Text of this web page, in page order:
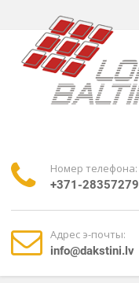
Номер телефона:
+371-28357279
Адрес э-почты:
info@dakstini.lv